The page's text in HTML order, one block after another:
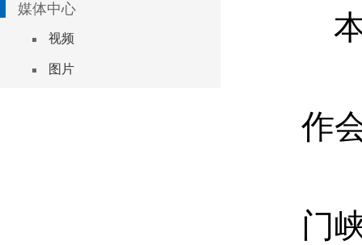
媒体中心
视频
图片
作
门